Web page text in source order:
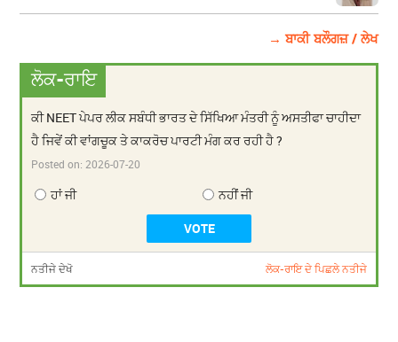
→ ਬਾਕੀ ਬਲੌਗਜ਼ / ਲੇਖ
ਲੋਕ-ਰਾਇ
ਕੀ NEET ਪੇਪਰ ਲੀਕ ਸਬੰਧੀ ਭਾਰਤ ਦੇ ਸਿੱਖਿਆ ਮੰਤਰੀ ਨੂੰ ਅਸਤੀਫਾ ਚਾਹੀਦਾ
ਹੈ ਜਿਵੇਂ ਕੀ ਵਾਂਗਚੂਕ ਤੇ ਕਾਕਰੋਚ ਪਾਰਟੀ ਮੰਗ ਕਰ ਰਹੀ ਹੈ ?
Posted on:2026-07-20
ਹਾਂ ਜੀ ਨਹੀਂ ਜੀ
ਨਤੀਜੇ ਦੇਖੋ ਲੋਕ-ਰਾਇ ਦੇ ਪਿਛਲੇ ਨਤੀਜੇ